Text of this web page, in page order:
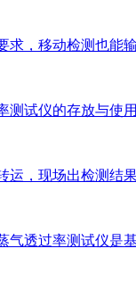
求，移动检测也能
测试仪的存放与使
运，现场出检测结
气透过率测试仪是